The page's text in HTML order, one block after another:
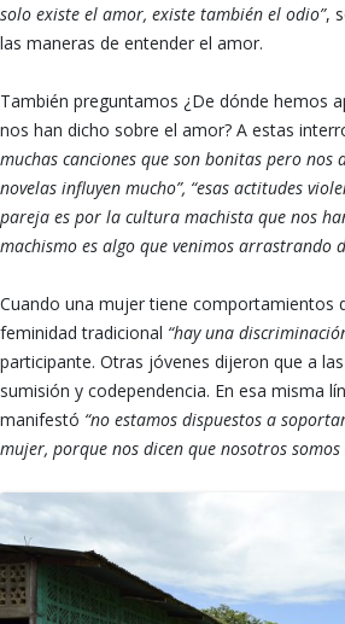
solo existe el amor, existe también el odio”,
las maneras de entender el amor.
También preguntamos ¿De dónde hemos
nos han dicho sobre el amor? A estas
muchas canciones que son bonitas pero nos
novelas influyen mucho”, “esas actitudes
pareja es por la cultura machista que nos
machismo es algo que venimos arrastrando
Cuando una mujer tiene comportamientos
feminidad tradicional “hay una
participante. Otras jóvenes dijeron que a
sumisión y codependencia. En esa misma
manifestó “no estamos dispuestos a
mujer, porque nos dicen que nosotros somos